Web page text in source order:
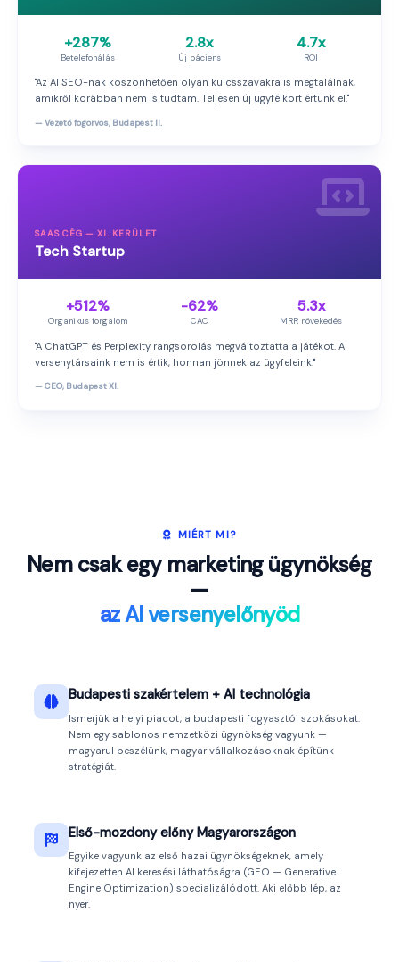
+287%
Betelefonálás
2.8x
Új páciens
4.7x
ROI
"Az AI SEO-nak köszönhetően olyan kulcsszavakra is megtalálnak,
amikről korábban nem is tudtam. Teljesen új ügyfélkört értünk el."
— Vezető fogorvos, Budapest II.
SAAS CÉG — XI. KERÜLET
Tech Startup
+512%
Organikus forgalom
-62%
CAC
5.3x
MRR növekedés
"A ChatGPT és Perplexity rangsorolás megváltoztatta a játékot. A
versenytársaink nem is értik, honnan jönnek az ügyfeleink."
— CEO, Budapest XI.
MIÉRT MI?
Nem csak egy marketing ügynökség
—
az AI versenyelőnyöd
Budapesti szakértelem + AI technológia
Ismerjük a helyi piacot, a budapesti fogyasztói szokásokat.
Nem egy sablonos nemzetközi ügynökség vagyunk —
magyarul beszélünk, magyar vállalkozásoknak építünk
stratégiát.
Első-mozdony előny Magyarországon
Egyike vagyunk az első hazai ügynökségeknek, amely
kifejezetten AI keresési láthatóságra (GEO — Generative
Engine Optimization) specializálódott. Aki előbb lép, az
nyer.